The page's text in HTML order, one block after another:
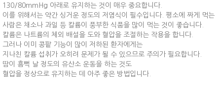
130/80mmHg 아래로 유지하는 것이 매우 중요합니다.
이를 위해서는 약간 싱거운 정도의 저염식이 필수입니다. 평소에 짜게 먹는
사람은 채소나 과일 등 칼륨이 풍부한 식품을 많이 먹는 것이 좋습니다.
칼륨은 나트륨의 체외 배설을 도와 혈압을 조절하는 작용을 합니다.
그러나 이미 콩팥 기능이 많이 저하된 환자에게는
지나친 칼륨 섭취가 오히려 문제가 될 수 있으므로 주의가 필요합니다.
땀이 흠뻑 날 정도의 유산소 운동을 하는 것도
혈압을 정상으로 유지하는 데 아주 좋은 방법입니다.